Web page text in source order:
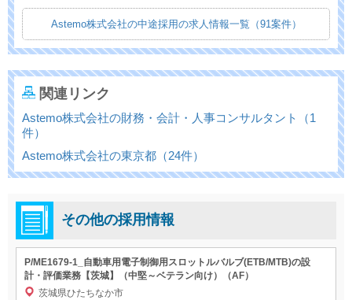
Astemo株式会社の中途採用の求人情報一覧（91案件）
関連リンク
Astemo株式会社の財務・会計・人事コンサルタント（1
件）
Astemo株式会社の東京都（24件）
その他の採用情報
P/ME1679-1_自動車用電子制御用スロットルバルブ(ETB/MTB)の設
計・評価業務【茨城】（中堅～ベテラン向け）（AF）
茨城県ひたちなか市